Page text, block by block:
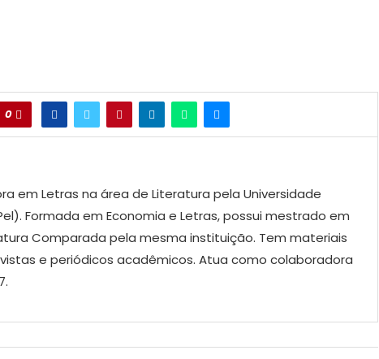
0
em Letras na área de Literatura pela Universidade
Formada em Economia e Letras, possui mestrado em
Comparada pela mesma instituição. Tem materiais
e periódicos acadêmicos. Atua como colaboradora